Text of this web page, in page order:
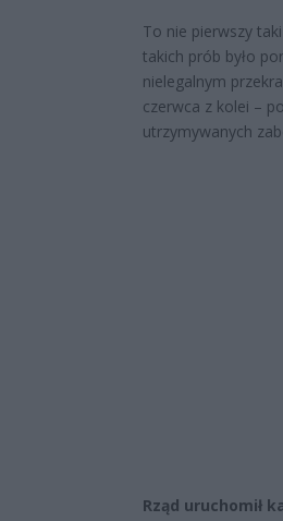
To nie pierwszy
takich prób było
nielegalnym
czerwca z kolei –
utrzymywanych
Rząd uruchomił